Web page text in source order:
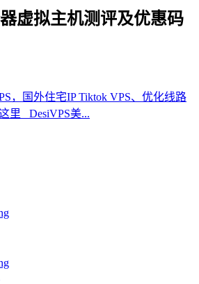
虚拟主机测评及优惠码
，国外住宅IP Tiktok VPS、优化线路
里 DesiVPS美...